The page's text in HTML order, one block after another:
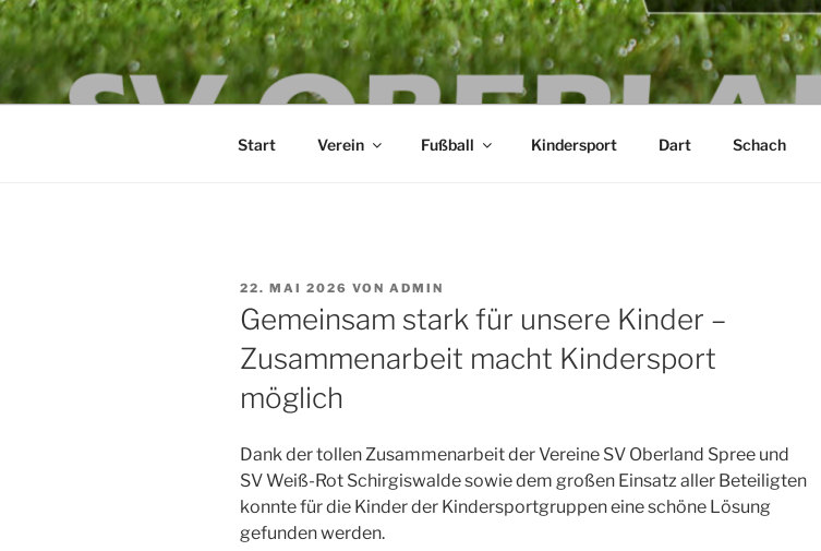
Zum
Inhalt
springen
SV OBERLAND SPREE E.V.
die Kraft an der Spree
Start Verein Fußball Kindersport Dart Schach
VERÖFFENTLICHT
AM
22. MAI 2026 VON ADMIN
Gemeinsam stark für unsere Kinder –
Zusammenarbeit macht Kindersport
möglich
Dank der tollen Zusammenarbeit der Vereine SV Oberland Spree und
SV Weiß-Rot Schirgiswalde sowie dem großen Einsatz aller Beteiligten
konnte für die Kinder der Kindersportgruppen eine schöne Lösung
gefunden werden.